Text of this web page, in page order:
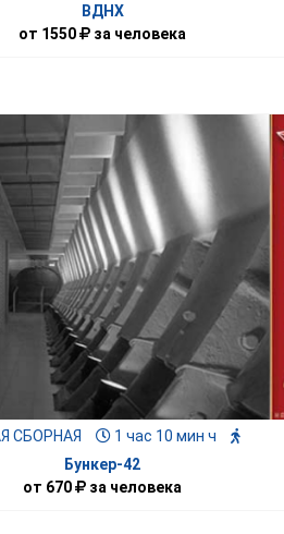
ВДНХ
от 1550 за человека
СБОРНАЯ
1 час 10 мин ч
Бункер-42
от 670 за человека